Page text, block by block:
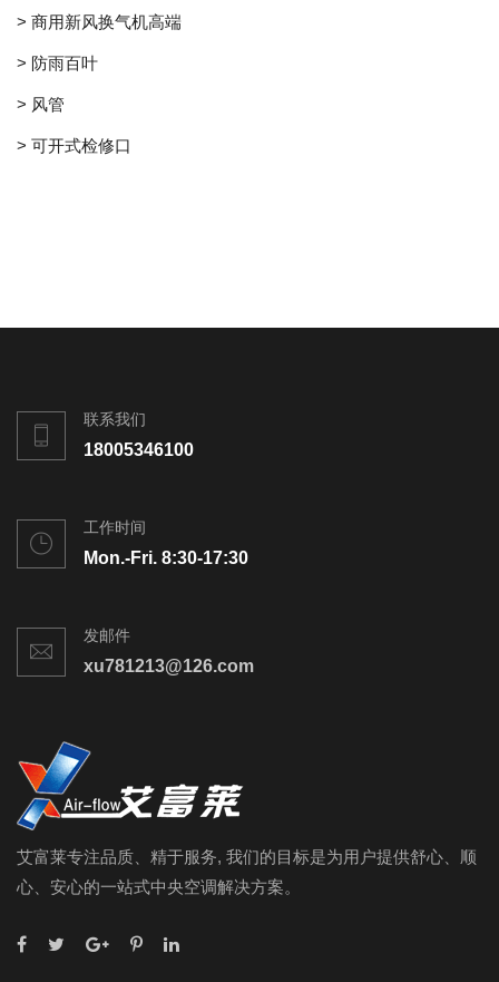
> 商用新风换气机高端
> 防雨百叶
> 风管
> 可开式检修口
联系我们
18005346100
工作时间
Mon.-Fri. 8:30-17:30
发邮件
xu781213@126.com
艾富莱专注品质、精于服务, 我们的目标是为用户提供舒心、顺
心、安心的一站式中央空调解决方案。